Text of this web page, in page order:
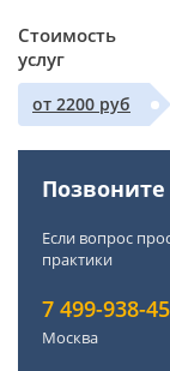
Стоимость
услуг
от 2200 руб
Если вопрос
практики
7 499-938-
Москва